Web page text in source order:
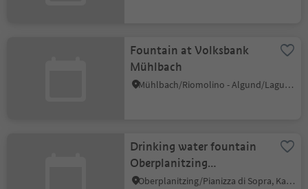
Fountain at Volksbank
Mühlbach
Mühlbach/Riomolino - Algund/Lagundo, Mühlbach/Rio di Pusteria, Brixen/Bressanone and environs
Drinking water fountain
Oberplanitzing
Oberwinkel
Oberplanitzing/Pianizza di Sopra, Kaltern an der Weinstraße/Caldaro sulla Strada del Vino, Alto Adige Wine Road